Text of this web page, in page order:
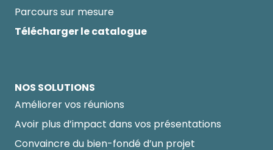
Parcours sur mesure
Télécharger le catalogue
NOS SOLUTIONS
Améliorer vos réunions
Avoir plus d’impact dans vos présentations
Convaincre du bien-fondé d’un projet